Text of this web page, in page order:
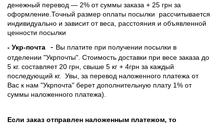
денежный перевод — 2% от суммы заказа + 25 грн за
оформление.Точный размер оплаты посылки рассчитывается
индивидуально и зависит от веса, расстояния и объявленной
ценности посылки
- Укр-почта
- Вы платите при получении посылки в
отделении "Укрпочты". Стоимость доставки при весе заказа до
5 кг. составляет 20 грн, свыше 5 кг + 4грн за каждый
последующий кг. Увы, за перевод наложенного платежа от
Вас к нам "Укрпочта" берет дополнительную плату 1% от
суммы наложенного платежа).
Если заказ отправлен наложенным платежом, то